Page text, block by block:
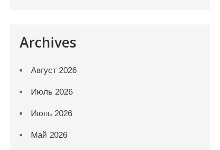
Archives
Август 2026
Июль 2026
Июнь 2026
Май 2026